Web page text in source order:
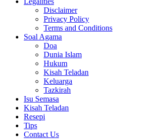
Disclaimer
Privacy Policy
Terms and Conditions
Soal Agama
Doa
Dunia Islam
Hukum
Kisah Teladan
Keluarga
Tazkirah
Isu Semasa
Kisah Teladan
Resepi
Tips
Contact Us